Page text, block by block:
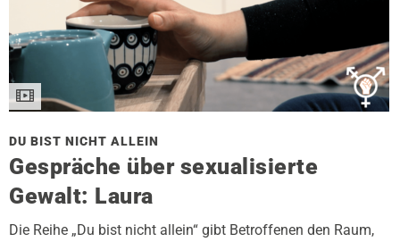
DU BIST NICHT ALLEIN
Gespräche über sexualisierte
Gewalt: Laura
Die Reihe „Du bist nicht allein“ gibt Betroffenen den Raum,